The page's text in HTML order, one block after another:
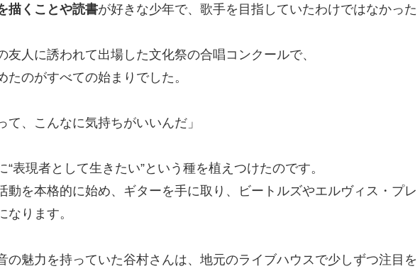
描くことや読書が好きな少年で、歌手を目指していたわけではなかった
友人に誘われて出場した文化祭の合唱コンクールで、
たのがすべての始まりでした。
て、こんなに気持ちがいいんだ」
表現者として生きたい”という種を植えつけたのです。
動を本格的に始め、ギターを手に取り、ビートルズやエルヴィス・プレ
なります。
の魅力を持っていた谷村さんは、地元のライブハウスで少しずつ注目を